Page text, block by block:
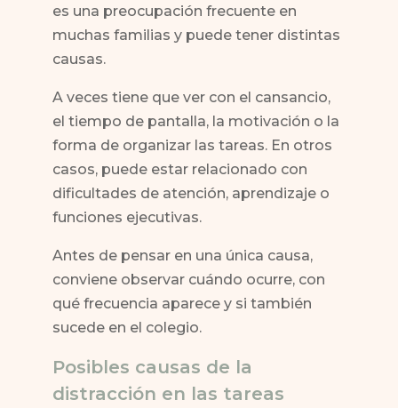
es una preocupación frecuente en
muchas familias y puede tener distintas
causas.
A veces tiene que ver con el cansancio,
el tiempo de pantalla, la motivación o la
forma de organizar las tareas. En otros
casos, puede estar relacionado con
dificultades de atención, aprendizaje o
funciones ejecutivas.
Antes de pensar en una única causa,
conviene observar cuándo ocurre, con
qué frecuencia aparece y si también
sucede en el colegio.
Posibles causas de la
distracción en las tareas